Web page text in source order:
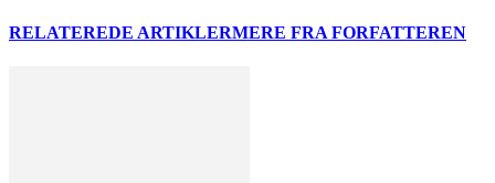
RELATEREDE ARTIKLERMERE FRA FORFATTEREN